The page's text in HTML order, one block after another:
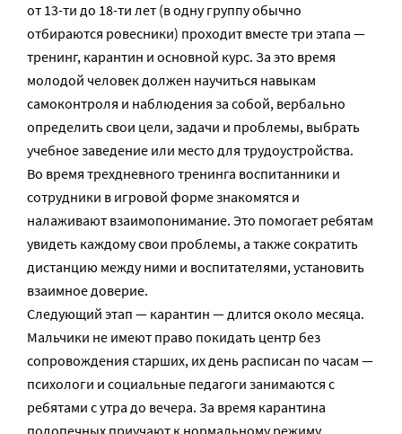
от 13-ти до 18-ти лет (в одну группу обычно
отбираются ровесники) проходит вместе три этапа —
тренинг, карантин и основной курс. За это время
молодой человек должен научиться навыкам
самоконтроля и наблюдения за собой, вербально
определить свои цели, задачи и проблемы, выбрать
учебное заведение или место для трудоустройства.
Во время трехдневного тренинга воспитанники и
сотрудники в игровой форме знакомятся и
налаживают взаимопонимание. Это помогает ребятам
увидеть каждому свои проблемы, а также сократить
дистанцию между ними и воспитателями, установить
взаимное доверие.
Следующий этап — карантин — длится около месяца.
Мальчики не имеют право покидать центр без
сопровождения старших, их день расписан по часам —
психологи и социальные педагоги занимаются с
ребятами с утра до вечера. За время карантина
подопечных приучают к нормальному режиму